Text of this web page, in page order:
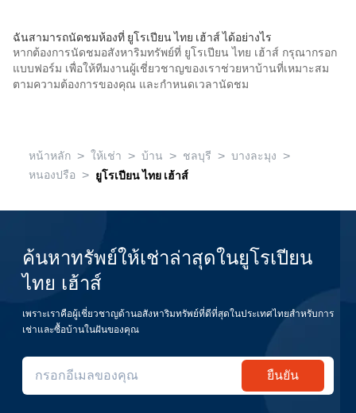
ฉันสามารถนัดชมห้องที่ ยูโรเปียน ไทย เฮ้าส์ ได้อย่างไร
หากต้องการนัดชมอสังหาริมทรัพย์ที่ ยูโรเปียน ไทย เฮ้าส์ กรุณากรอก
แบบฟอร์ม เพื่อให้ทีมงานผู้เชี่ยวชาญของเราช่วยหาบ้านที่เหมาะสม
ตามความต้องการของคุณ และกำหนดเวลานัดชม
หน้าหลัก > ให้เช่า > บ้าน > ชลบุรี > บางละมุง >
หนองปรือ > ยูโรเปียน ไทย เฮ้าส์
ค้นหาทรัพย์ให้เช่าล่าสุดในยูโรเปียน
ไทย เฮ้าส์
เพราะเราคือผู้เชี่ยวชาญด้านอสังหาริมทรัพย์ที่ดีที่สุดในประเทศไทยสำหรับการ
เช่าและซื้อบ้านในฝันของคุณ
ยืนยัน